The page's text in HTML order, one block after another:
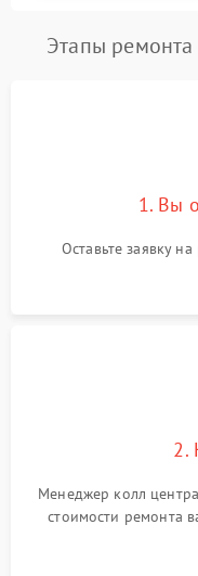
Этапы
1. Вы
Оставьте заявку
2.
Менеджер колл
стоимости ремонта